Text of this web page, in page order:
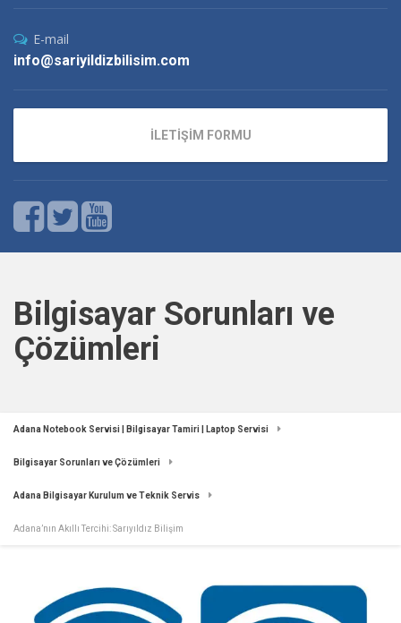
E-mail
info@sariyildizbilisim.com
İLETİŞİM FORMU
Bilgisayar Sorunları ve
Çözümleri
Adana Notebook Servisi | Bilgisayar Tamiri | Laptop Servisi
Bilgisayar Sorunları ve Çözümleri
Adana Bilgisayar Kurulum ve Teknik Servis
Adana’nın Akıllı Tercihi: Sarıyıldız Bilişim